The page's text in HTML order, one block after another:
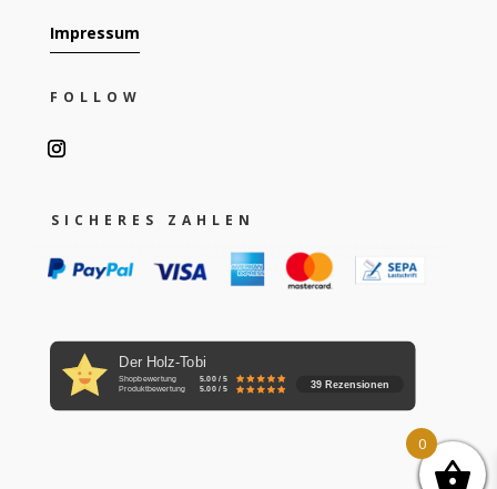
Impressum
FOLLOW
SICHERES ZAHLEN
Der Holz-Tobi
Shopbewertung
5.00 / 5
Produktbewertung
5.00 / 5 39 Rezensionen
0